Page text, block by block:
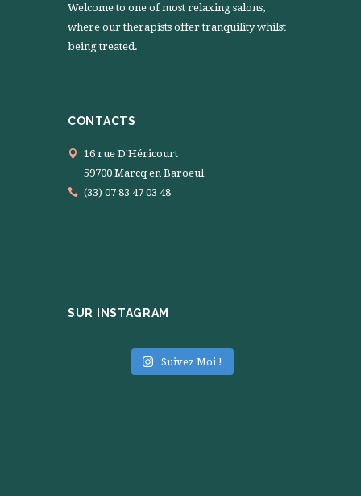
Welcome to one of most relaxing salons,
where our therapists offer tranquility whilst
being treated.
CONTACTS
16 rue D'Héricourt
59700 Marcq en Baroeul
(33) 07 83 47 03 48
SUR INSTAGRAM
Suivez Moi !